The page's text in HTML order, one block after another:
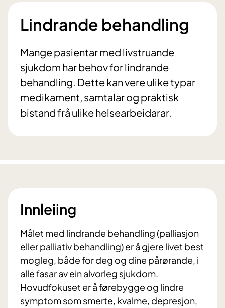
Lindrande behandling
Mange pasientar med livstruande
sjukdom har behov for lindrande
behandling. Dette kan vere ulike typar
medikament, samtalar og praktisk
bistand frå ulike helsearbeidarar.
Innleiing
Målet med lindrande behandling (palliasjon
eller palliativ behandling) er å gjere livet best
mogleg, både for deg og dine pårørande, i
alle fasar av ein alvorleg sjukdom.
Hovudfokuset er å førebygge og lindre
symptom som smerte, kvalme, depresjon,